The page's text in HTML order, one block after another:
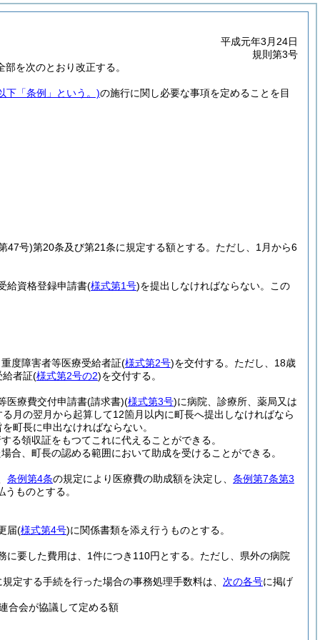
平成元年3月24日
規則第3号
を次のとおり改正する。
下「条例」という。)の施行に関し必要な事項を定めることを目
47号)第20条及び第21条に規定する額とする。 ただし、1月から6
給資格登録申請書(様式第1号)を提出しなければならない。
この
度障害者等医療受給者証(様式第2号)を交付する。 ただし、18歳
給者証(様式第2号の2)を交付する。
医療費交付申請書(請求書)(様式第3号)に病院、診療所、薬局又は
月の翌月から起算して12箇月以内に町長へ提出しなければなら
町長に申出なければならない。
る領収証をもつてこれに代えることができる。
合、町長の認める範囲において助成を受けることができる。
条例第4条の規定により医療費の助成額を決定し、 条例第7条第3
ものとする。
届(様式第4号)に関係書類を添え行うものとする。
要した費用は、1件につき110円とする。 ただし、県外の病院
規定する手続を行った場合の事務処理手数料は、 次の各号に掲げ
合会が協議して定める額